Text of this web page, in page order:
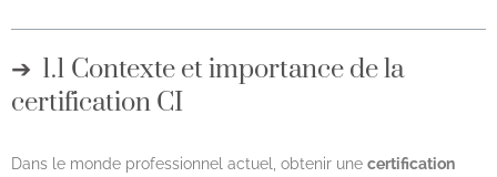
1.1 Contexte et importance de la
certification CI
Dans le monde professionnel actuel, obtenir une certification